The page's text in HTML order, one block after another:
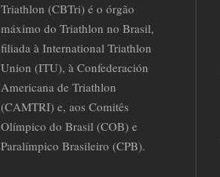
Triathlon (CBTri) é o órgão
máximo do Triathlon no Brasil,
filiada à International Triathlon
Union (ITU), à Confederación
Americana de Triathlon
(CAMTRI) e, aos Comitês
Olímpico do Brasil (COB) e
Paralímpico Brasileiro (CPB).